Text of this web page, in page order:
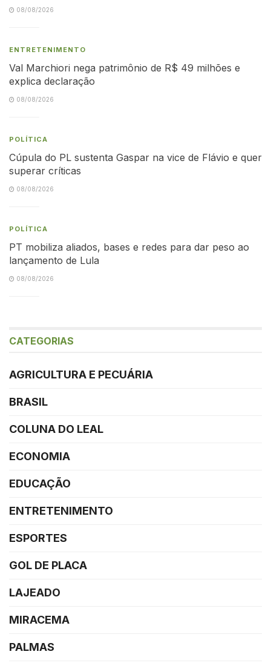
08/08/2026
ENTRETENIMENTO
Val Marchiori nega patrimônio de R$ 49 milhões e
explica declaração
08/08/2026
POLÍTICA
Cúpula do PL sustenta Gaspar na vice de Flávio e quer
superar críticas
08/08/2026
POLÍTICA
PT mobiliza aliados, bases e redes para dar peso ao
lançamento de Lula
08/08/2026
CATEGORIAS
AGRICULTURA E PECUÁRIA
BRASIL
COLUNA DO LEAL
ECONOMIA
EDUCAÇÃO
ENTRETENIMENTO
ESPORTES
GOL DE PLACA
LAJEADO
MIRACEMA
PALMAS